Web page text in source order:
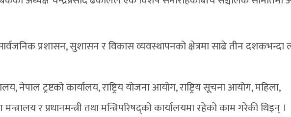
प्रशासन, सुशासन र विकास व्यवस्थापनको क्षेत्रमा साढे तीन दशकभन्दा
नेपाल ट्रष्टको कार्यालय, राष्ट्रिय योजना आयोग, राष्ट्रिय सूचना आयोग, महिला,
र प्रधानमन्त्री तथा मन्त्रिपरिषद्को कार्यालयमा रहेको काम गरेकी थिइन् ।